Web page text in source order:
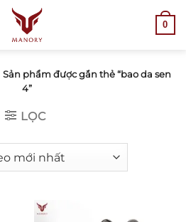
0
Sản phẩm được gắn thẻ “bao da sen
4”
LỌC